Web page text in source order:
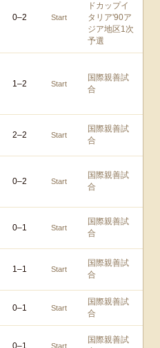
0–2 Start
ドカップイ
タリア'90ア
ジア地区1次
予選
1–2 Start
国際親善試
合
2–2 Start
国際親善試
合
0–2 Start
国際親善試
合
0–1 Start
国際親善試
合
1–1 Start
国際親善試
合
0–1 Start
国際親善試
合
0–1 Start
国際親善試